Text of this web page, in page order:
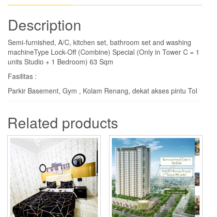
Description
Semi-furnished, A/C, kitchen set, bathroom set and washing
machineType Lock-Off (Combine) Special (Only in Tower C = 1
units Studio + 1 Bedroom) 63 Sqm
Fasilitas :
Parkir Basement, Gym , Kolam Renang, dekat akses pintu Tol
Related products